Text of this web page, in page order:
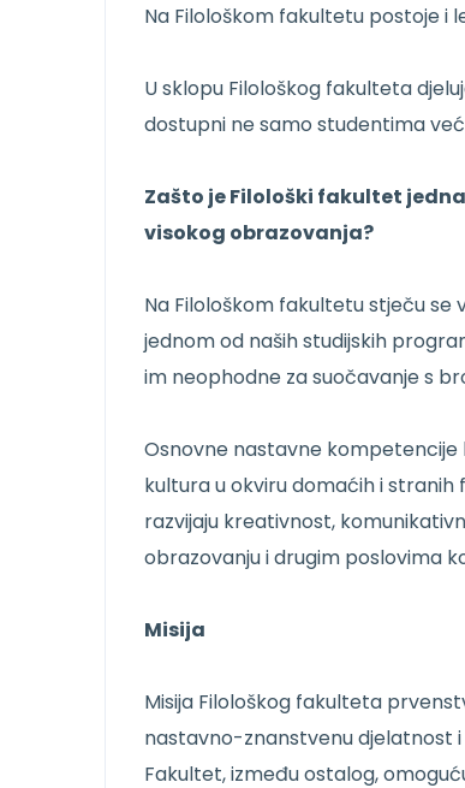
Na Filološkom fakultetu postoje i
U sklopu Filološkog fakulteta
dostupni ne samo studentima
Zašto je Filološki fakultet
visokog obrazovanja?
Na Filološkom fakultetu stječu se
jednom od naših studijskih
im neophodne za suočavanje s
Osnovne nastavne kompetencije
kultura u okviru domaćih i stranih
razvijaju kreativnost,
obrazovanju i drugim poslovima
Misija
Misija Filološkog fakulteta
nastavno-znanstvenu djelatnost
Fakultet, između ostalog,